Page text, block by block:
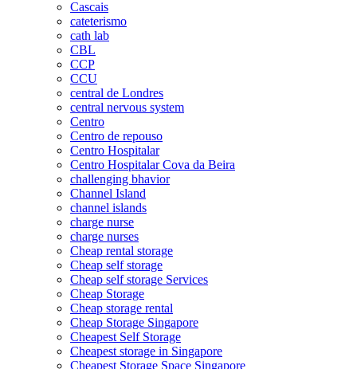
Cascais
cateterismo
cath lab
CBL
CCP
CCU
central de Londres
central nervous system
Centro
Centro de repouso
Centro Hospitalar
Centro Hospitalar Cova da Beira
challenging bhavior
Channel Island
channel islands
charge nurse
charge nurses
Cheap rental storage
Cheap self storage
Cheap self storage Services
Cheap Storage
Cheap storage rental
Cheap Storage Singapore
Cheapest Self Storage
Cheapest storage in Singapore
Cheapest Storage Space Singapore